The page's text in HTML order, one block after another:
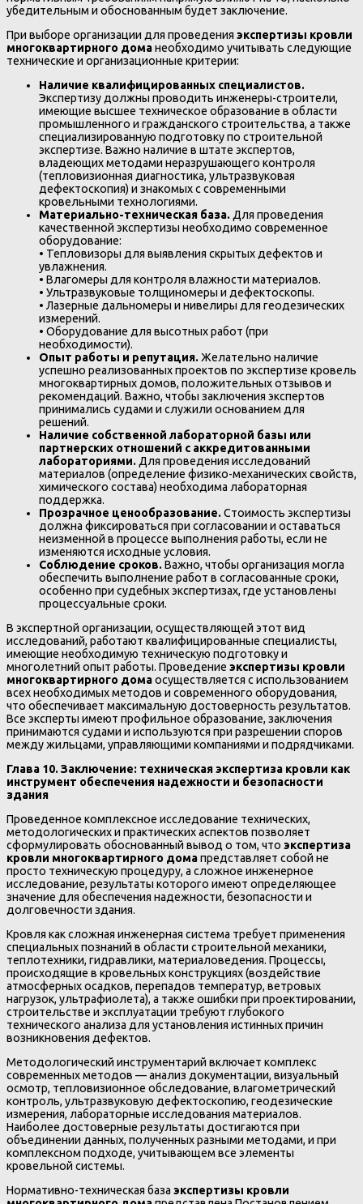
убедительным и обоснованным будет заключение.
При выборе организации для проведения экспертизы кровли
многоквартирного доманеобходимо учитывать следующие
технические и организационные критерии:
Наличие квалифицированных специалистов.
Экспертизу должны проводить инженеры-строители,
имеющие высшее техническое образование в области
промышленного и гражданского строительства, а также
специализированную подготовку по строительной
экспертизе. Важно наличие в штате экспертов,
владеющих методами неразрушающего контроля
(тепловизионная диагностика, ультразвуковая
дефектоскопия) и знакомых с современными
кровельными технологиями.
Материально-техническая база. Для проведения
качественной экспертизы необходимо современное
оборудование:
• Тепловизоры для выявления скрытых дефектов и
увлажнения.
• Влагомеры для контроля влажности материалов.
• Ультразвуковые толщиномеры и дефектоскопы.
• Лазерные дальномеры и нивелиры для геодезических
измерений.
• Оборудование для высотных работ (при
необходимости).
Опыт работы и репутация.Желательно наличие
успешно реализованных проектов по экспертизе кровель
многоквартирных домов, положительных отзывов и
рекомендаций. Важно, чтобы заключения экспертов
принимались судами и служили основанием для
решений.
Наличие собственной лабораторной базы или
партнерских отношений с аккредитованными
лабораториями. Для проведения исследований
материалов (определение физико-механических свойств,
химического состава) необходима лабораторная
поддержка.
Прозрачное ценообразование.Стоимость экспертизы
должна фиксироваться при согласовании и оставаться
неизменной в процессе выполнения работы, если не
изменяются исходные условия.
Соблюдение сроков.Важно, чтобы организация могла
обеспечить выполнение работ в согласованные сроки,
особенно при судебных экспертизах, где установлены
процессуальные сроки.
В экспертной организации, осуществляющей этот вид
исследований, работают квалифицированные специалисты,
имеющие необходимую техническую подготовку и
многолетний опыт работы. Проведение экспертизы кровли
многоквартирного домаосуществляется с использованием
всех необходимых методов и современного оборудования,
что обеспечивает максимальную достоверность результатов.
Все эксперты имеют профильное образование, заключения
принимаются судами и используются при разрешении споров
между жильцами, управляющими компаниями и подрядчиками.
Глава 10. Заключение: техническая экспертиза кровли как
инструмент обеспечения надежности и безопасности
здания
Проведенное комплексное исследование технических,
методологических и практических аспектов позволяет
сформулировать обоснованный вывод о том, что экспертиза
кровли многоквартирного домапредставляет собой не
просто техническую процедуру, а сложное инженерное
исследование, результаты которого имеют определяющее
значение для обеспечения надежности, безопасности и
долговечности здания.
Кровля как сложная инженерная система требует применения
специальных познаний в области строительной механики,
теплотехники, гидравлики, материаловедения. Процессы,
происходящие в кровельных конструкциях (воздействие
атмосферных осадков, перепадов температур, ветровых
нагрузок, ультрафиолета), а также ошибки при проектировании,
строительстве и эксплуатации требуют глубокого
технического анализа для установления истинных причин
возникновения дефектов.
Методологический инструментарий включает комплекс
современных методов — анализ документации, визуальный
осмотр, тепловизионное обследование, влагометрический
контроль, ультразвуковую дефектоскопию, геодезические
измерения, лабораторные исследования материалов.
Наиболее достоверные результаты достигаются при
объединении данных, полученных разными методами, и при
комплексном подходе, учитывающем все элементы
кровельной системы.
Нормативно-техническая база экспертизы кровли